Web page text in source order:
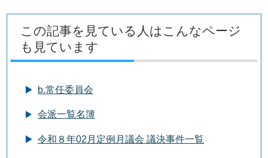
この記事を見ている人はこんなページ
も見ています
b.常任委員会
会派一覧名簿
令和８年02月定例月議会 議決事件一覧